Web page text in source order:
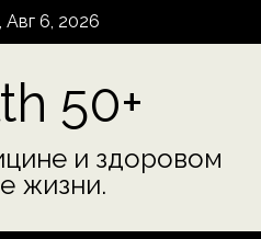
Авг 6, 2026
50+
и здоровом
жизни.